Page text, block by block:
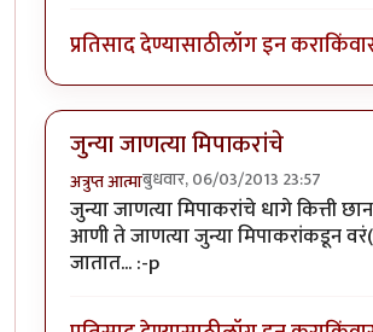
प्रतिसाद देण्यासाठीलॉग इन कराकिंवा
जुन्या जाणत्या मिपाकरांचे
अत्रुप्त आत्माबुधवार, 06/03/2013 23:57
जुन्या जाणत्या मिपाकरांचे धागे कित्ती
आणी ते जाणत्या जुन्या मिपाकरांकडून
जातात... :-p